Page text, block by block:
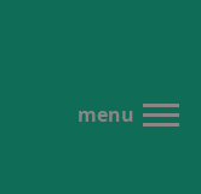
menu